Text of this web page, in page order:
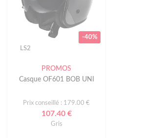
-40%
LS2
PROMOS
Casque OF601 BOB UNI
Prix conseillé : 179.00 €
107.40 €
Gris